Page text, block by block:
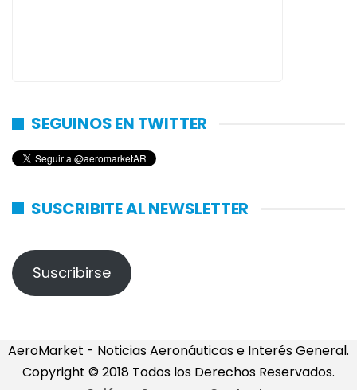
SEGUINOS EN TWITTER
SUSCRIBITE AL NEWSLETTER
Suscribirse
AeroMarket - Noticias Aeronáuticas e Interés General.
Copyright © 2018 Todos los Derechos Reservados.